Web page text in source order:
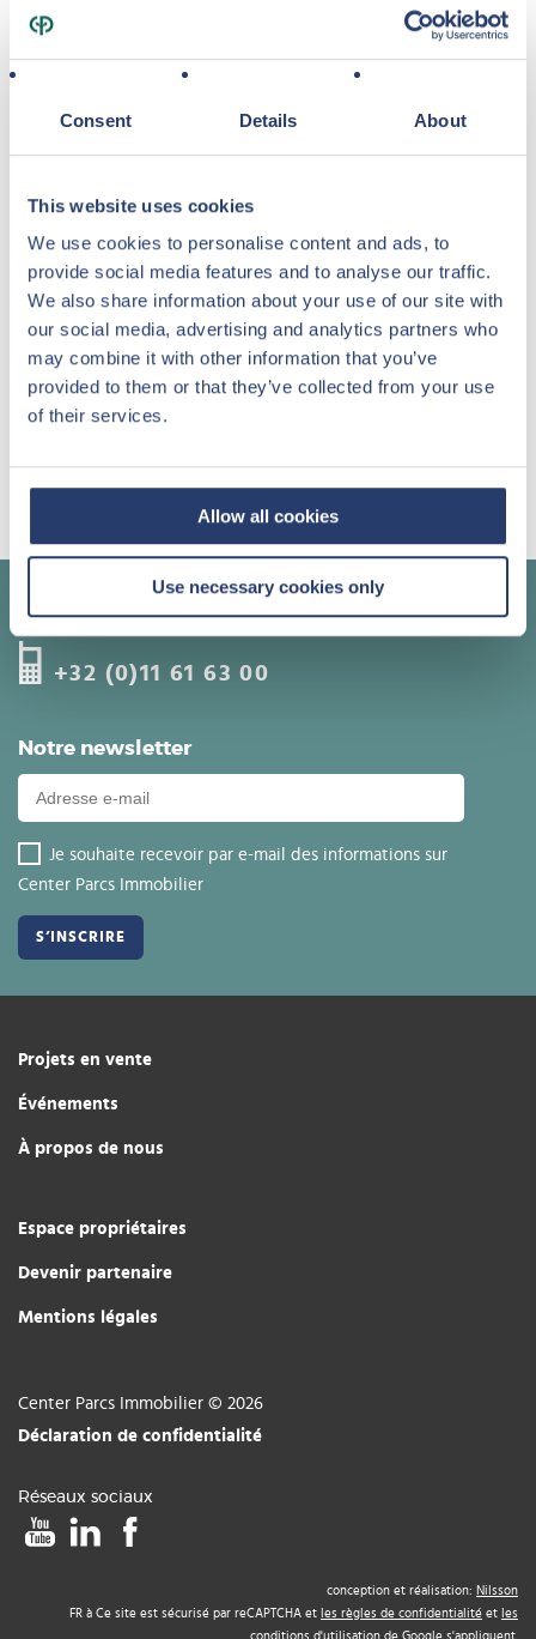
Consent Details About
This website uses cookies
We use cookies to personalise content and ads, to
provide social media features and to analyse our traffic.
We also share information about your use of our site with
our social media, advertising and analytics partners who
may combine it with other information that you’ve
provided to them or that they’ve collected from your use
of their services.
Allow all cookies
Use necessary cookies only
Rue
Comment avez-vous été informé(e) de ce projet ?
Abonnez-vous à la newsletter
J'autorise le traitement de mes informations
personnelles en conformité avec la
Notre newsletter
Je souhaite recevoir par e-mail des informations sur
Center Parcs Immobilier
Appelez un de nos conseillers
+32 (0)11 61 63 00
Projets en vente
Événements
À propos de nous
Espace propriétaires
Devenir partenaire
Mentions légales
Center Parcs Immobilier © 2026
Déclaration de confidentialité
Réseaux sociaux
conception et réalisation: Nilsson
FR à Ce site est sécurisé par reCAPTCHA et les règles de confidentialité et les
conditions d'utilisation de Google s'appliquent.